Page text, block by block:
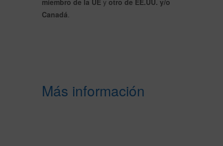
miembro de la UE y otro de EE.UU. y/o
Canadá.
Más información